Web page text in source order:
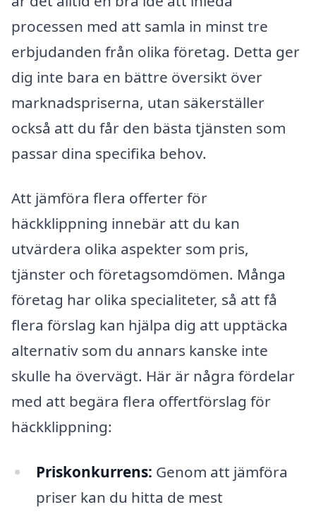
processen med att samla in minst tre
erbjudanden från olika företag. Detta ger
dig inte bara en bättre översikt över
marknadspriserna, utan säkerställer
också att du får den bästa tjänsten som
passar dina specifika behov.
Att jämföra flera offerter för
häckklippning innebär att du kan
utvärdera olika aspekter som pris,
tjänster och företagsomdömen. Många
företag har olika specialiteter, så att få
flera förslag kan hjälpa dig att upptäcka
alternativ som du annars kanske inte
skulle ha övervägt. Här är några fördelar
med att begära flera offertförslag för
häckklippning:
Priskonkurrens: Genom att jämföra
priser kan du hitta de mest